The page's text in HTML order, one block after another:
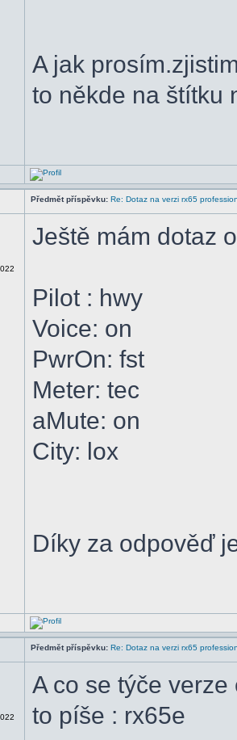
A jak
to někde na štítku
Předmět příspěvku: Re: Dotaz na verzi rx65
Ještě mám dotaz
Pilot : hwy
Voice: on
PwrOn: fst
Meter: tec
aMute: on
City: lox
Díky za odpověď
Předmět příspěvku: Re: Dotaz na verzi rx65
A co se týče
to píše : rx65e